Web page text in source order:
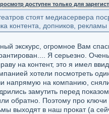
доступен только для
стоят медиасервера
контента, допников,
экскурс, огромное Вам
Я серьезно.
на контент, это я имел
хотели посмотреть
напрямую на компанию,
замутить перед
обратно. Поэтому про
выходят в наш прокат (а